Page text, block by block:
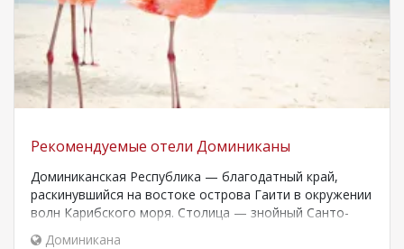
Рекомендуемые отели Доминиканы
Доминиканская Республика — благодатный край,
раскинувшийся на востоке острова Гаити в окружении
волн Карибского моря. Столица — знойный Санто-
Доминго, родина…
Доминикана